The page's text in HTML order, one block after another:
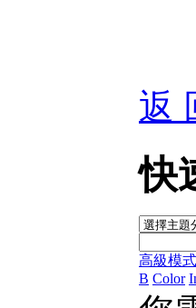
返
快
高級模式
B Color